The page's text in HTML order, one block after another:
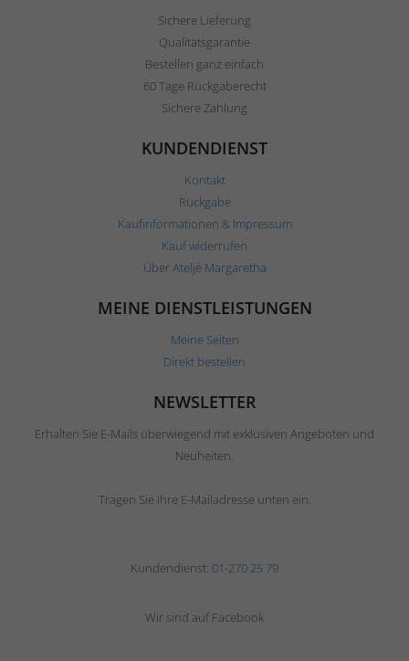
Sichere Lieferung
Qualitätsgarantie
Bestellen ganz einfach
60 Tage Rückgaberecht
Sichere Zahlung
KUNDENDIENST
Kontakt
Rückgabe
Kaufinformationen & Impressum
Kauf widerrufen
Über Ateljé Margaretha
MEINE DIENSTLEISTUNGEN
Meine Seiten
Direkt bestellen
NEWSLETTER
Erhalten Sie E-Mails überwiegend mit exklusiven Angeboten und
Neuheiten.
Tragen Sie Ihre E-Mailadresse unten ein.
Kundendienst: 01-270 25 79
Wir sind auf Facebook